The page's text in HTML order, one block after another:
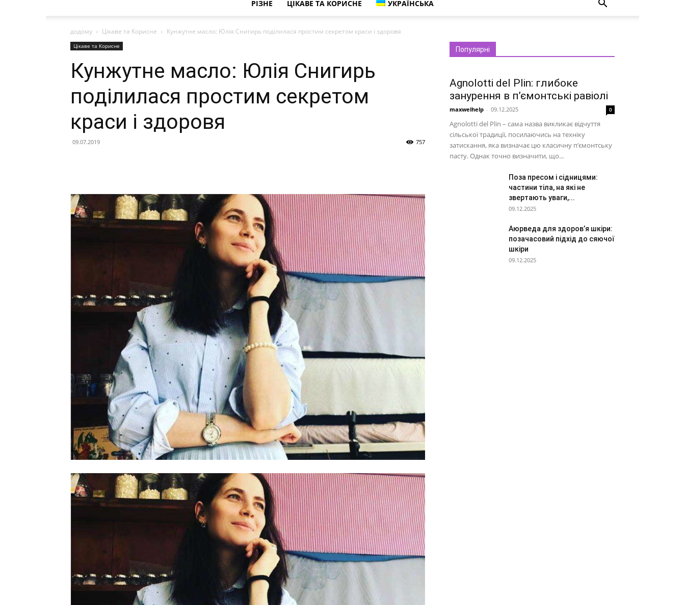
РІЗНЕ ЦІКАВЕ ТА КОРИСНЕ УКРАЇНСЬКА
додому Цікаве та Корисне Кунжутне масло: Юлія Снигирь поділилася простим секретом краси і здоровя
Цікаве та Корисне
Кунжутне масло: Юлія Снигирь
поділилася простим секретом
краси і здоровя
09.07.2019 757
Популярні
Agnolotti del Plin: глибоке
занурення в п’ємонтські равіолі
maxwelhelp - 09.12.2025 0
Agnolotti del Plin – сама назва викликає відчуття
сільської традиції, посилаючись на техніку
затискання, яка визначає цю класичну п’ємонтську
пасту. Однак точно визначити, що...
Поза пресом і сідницями:
частини тіла, на які не
звертають уваги,...
09.12.2025
Аюрведа для здоров’я шкіри:
позачасовий підхід до сяючої
шкіри
09.12.2025